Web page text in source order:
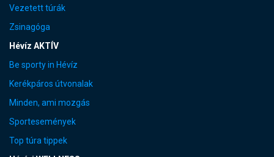
Vezetett túrák
Zsinagóga
Hévíz AKTÍV
Be sporty in Hévíz
Kerékpáros útvonalak
Minden, ami mozgás
Sportesemények
Top túra tippek